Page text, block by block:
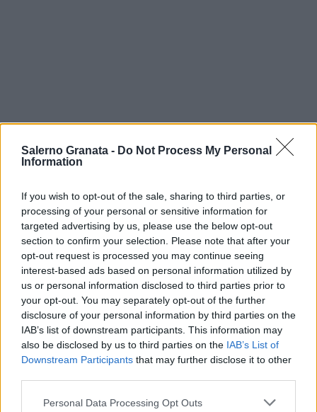
Salerno Granata - Do Not Process My Personal
Information
If you wish to opt-out of the sale, sharing to third parties, or
processing of your personal or sensitive information for
targeted advertising by us, please use the below opt-out
section to confirm your selection. Please note that after your
opt-out request is processed you may continue seeing
interest-based ads based on personal information utilized by
us or personal information disclosed to third parties prior to
your opt-out. You may separately opt-out of the further
disclosure of your personal information by third parties on the
IAB’s list of downstream participants. This information may
also be disclosed by us to third parties on the IAB’s List of
Downstream Participants that may further disclose it to other
Personal Data Processing Opt Outs